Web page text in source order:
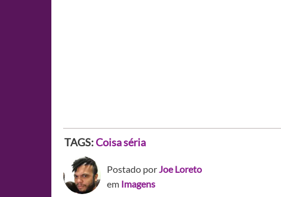
TAGS:Coisa séria
Postado porJoe Loreto
em Imagens